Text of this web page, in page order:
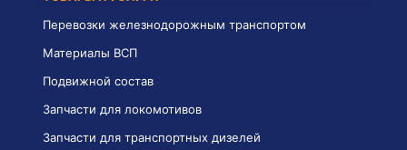
Перевозки железнодорожным транспортом
Материалы ВСП
Подвижной состав
Запчасти для локомотивов
Запчасти для транспортных дизелей